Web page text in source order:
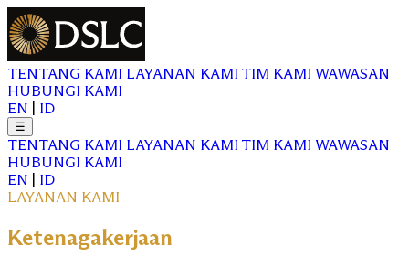
TENTANG KAMI LAYANAN KAMI TIM KAMI WAWASAN
HUBUNGI KAMI
EN
ID
☰
TENTANG KAMI LAYANAN KAMI TIM KAMI WAWASAN
HUBUNGI KAMI
EN
ID
LAYANAN KAMI
Ketenagakerjaan